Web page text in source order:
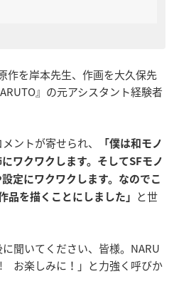
作を岸本先生、作画を大久保先
』の元アシスタント経験者
ントが寄せられ、
「僕は和モノ
ワクワクします。そしてSFモノ
定にワクワクします。なのでこ
品を描くことにしました」
と世
聞いてください、皆様。NARU
お楽しみに！」と力強く呼びか